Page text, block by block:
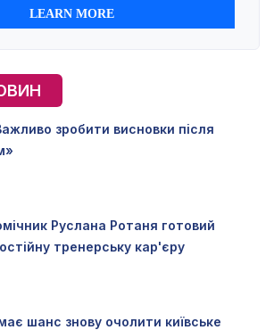
зробити висновки після
Руслана Ротаня готовий
тренерську кар'єру
шанс знову очолити київське